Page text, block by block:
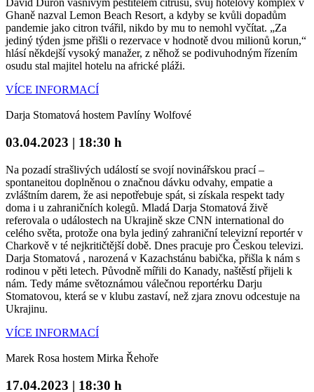
David Duroň vášnivým pěstitelem citrusů, svůj hotelový komplex v
Ghaně nazval Lemon Beach Resort, a kdyby se kvůli dopadům
pandemie jako citron tvářil, nikdo by mu to nemohl vyčítat. „Za
jediný týden jsme přišli o rezervace v hodnotě dvou milionů korun,“
hlásí někdejší vysoký manažer, z něhož se podivuhodným řízením
osudu stal majitel hotelu na africké pláži.
VÍCE INFORMACÍ
Darja Stomatová hostem Pavlíny Wolfové
03.04.2023 | 18:30 h
Na pozadí strašlivých událostí se svojí novinářskou prací –
spontaneitou doplněnou o značnou dávku odvahy, empatie a
zvláštním darem, že asi nepotřebuje spát, si získala respekt tady
doma i u zahraničních kolegů. Mladá Darja Stomatová živě
referovala o událostech na Ukrajině skze CNN international do
celého světa, protože ona byla jediný zahraniční televizní reportér v
Charkově v té nejkritičtější době. Dnes pracuje pro Českou televizi.
Darja Stomatová , narozená v Kazachstánu babička, přišla k nám s
rodinou v pěti letech. Původně mířili do Kanady, naštěstí přijeli k
nám. Tedy máme světoznámou válečnou reportérku Darju
Stomatovou, která se v klubu zastaví, než zjara znovu odcestuje na
Ukrajinu.
VÍCE INFORMACÍ
Marek Rosa hostem Mirka Řehoře
17.04.2023 | 18:30 h